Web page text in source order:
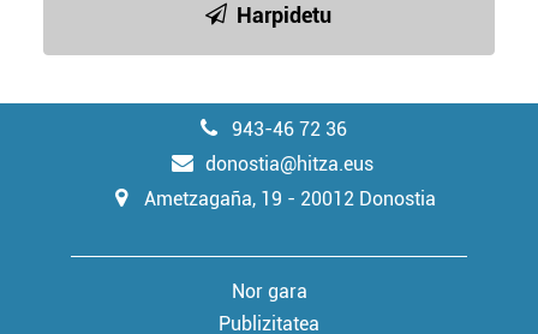
Harpidetu
943-46 72 36
donostia@hitza.eus
Ametzagaña, 19 - 20012 Donostia
Nor gara
Publizitatea